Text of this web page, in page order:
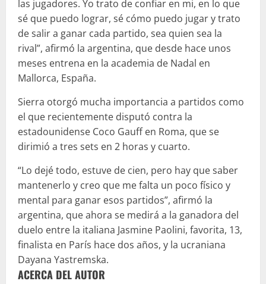
las jugadores. Yo trato de confiar en mi, en lo que
sé que puedo lograr, sé cómo puedo jugar y trato
de salir a ganar cada partido, sea quien sea la
rival”, afirmó la argentina, que desde hace unos
meses entrena en la academia de Nadal en
Mallorca, España.
Sierra otorgó mucha importancia a partidos como
el que recientemente disputó contra la
estadounidense Coco Gauff en Roma, que se
dirimió a tres sets en 2 horas y cuarto.
“Lo dejé todo, estuve de cien, pero hay que saber
mantenerlo y creo que me falta un poco físico y
mental para ganar esos partidos”, afirmó la
argentina, que ahora se medirá a la ganadora del
duelo entre la italiana Jasmine Paolini, favorita, 13,
finalista en París hace dos años, y la ucraniana
Dayana Yastremska.
ACERCA DEL AUTOR